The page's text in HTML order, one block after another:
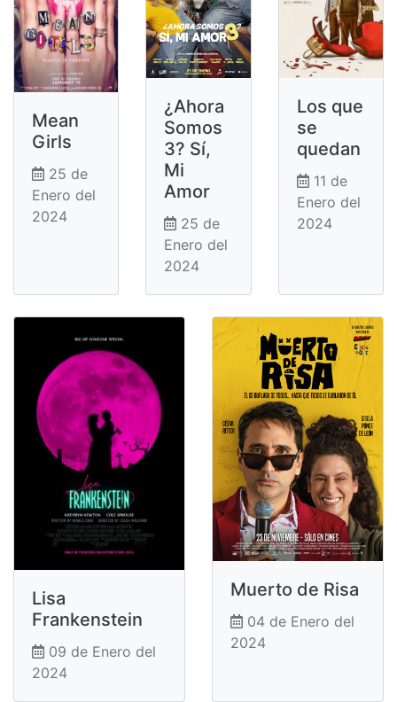
Mean
Girls
25 de
Enero del
2024
¿Ahora
Somos
3? Sí,
Mi
Amor
25 de
Enero del
2024
Los que
se
quedan
11 de
Enero del
2024
Lisa
Frankenstein
09 de Enero del
2024
Muerto de Risa
04 de Enero del
2024